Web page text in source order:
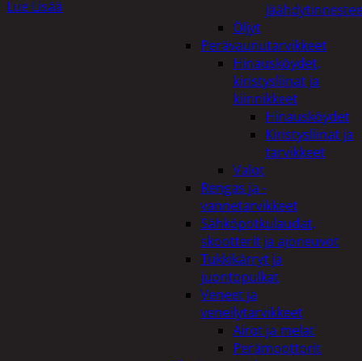
Öljyt
Perävaunutarvikkeet
Hinausköydet,
kiristysliinat ja
kiinnikkeet
Hinausköydet
Kiristysliinat ja
tarvikkeet
Valot
Rengas ja -
vannetarvikkeet
Sähköpotkulaudat,
skootterit ja ajoneuvot
Tukkikärryt ja
juontopulkat
Veneet ja
veneilytarvikkeet
Airot ja melat
Perämoottorit
Lue Lisää